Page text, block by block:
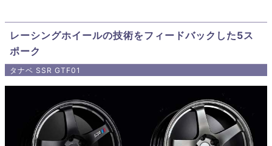
レーシングホイールの技術をフィードバックした5ス
ポーク
タナベ SSR GTF01